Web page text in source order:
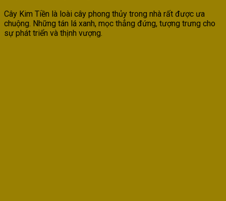
Cây Kim Tiền là loài cây phong thủy trong nhà rất được ưa
chuộng. Những tán lá xanh, mọc thẳng đứng, tượng trưng cho
sự phát triển và thịnh vượng.